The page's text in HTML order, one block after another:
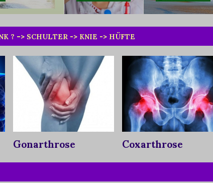
? –> SCHULTER -> KNIE -> HÜFTE
Gonarthrose Coxarthrose